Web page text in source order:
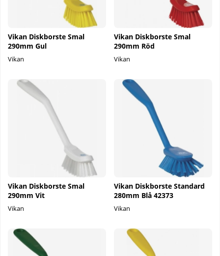
Vikan Diskborste Smal
290mm Gul
Vikan
Vikan Diskborste Smal
290mm Röd
Vikan
Vikan Diskborste Smal
290mm Vit
Vikan
Vikan Diskborste Standard
280mm Blå 42373
Vikan